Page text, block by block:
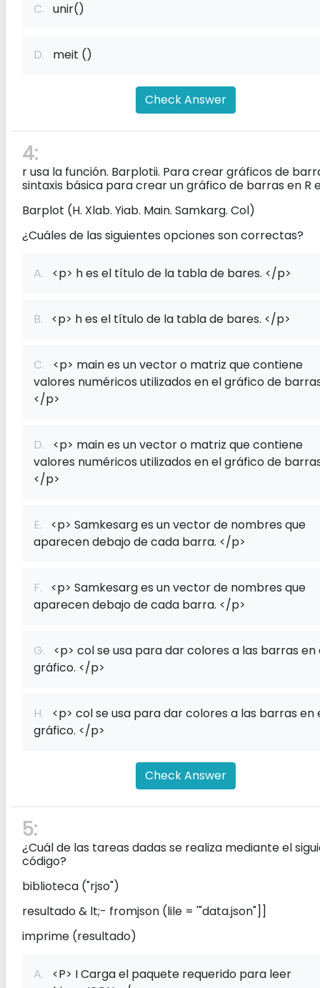
C. unir()
D. meit ()
Check Answer
4:
r usa la función. Barplotii. Para crear gráficos de
sintaxis básica para crear un gráfico de barras en R
Barplot (H. Xlab. Yiab. Main. Samkarg. Col)
¿Cuáles de las siguientes opciones son correctas?
A. <p> h es el título de la tabla de bares. </p>
B. <p> h es el título de la tabla de bares. </p>
C. <p> main es un vector o matriz que contiene
valores numéricos utilizados en el gráfico de
</p>
D. <p> main es un vector o matriz que contiene
valores numéricos utilizados en el gráfico de
</p>
E. <p> Samkesarg es un vector de nombres que
aparecen debajo de cada barra. </p>
F. <p> Samkesarg es un vector de nombres que
aparecen debajo de cada barra. </p>
G. <p> col se usa para dar colores a las barras en
gráfico. </p>
H. <p> col se usa para dar colores a las barras en
gráfico. </p>
Check Answer
5:
¿Cuál de las tareas dadas se realiza mediante el
código?
biblioteca ("rjso")
resultado & lt;- fromjson (lile = '"data.json"]]
imprime (resultado)
A. <P> I Carga el paquete requerido para leer